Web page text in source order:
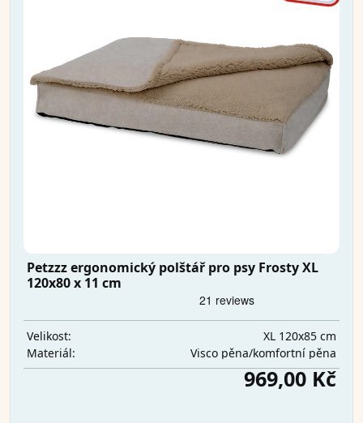
Petzzz ergonomický polštář pro psy Frosty XL
120x80 x 11 cm
Velikost:
XL 120x85 cm
Materiál:
Visco pěna/komfortní pěna
969,00 Kč